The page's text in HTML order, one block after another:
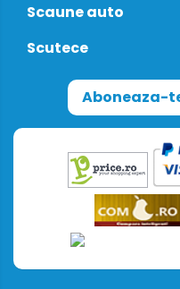
Scaune auto
Scutece
Aboneaza-